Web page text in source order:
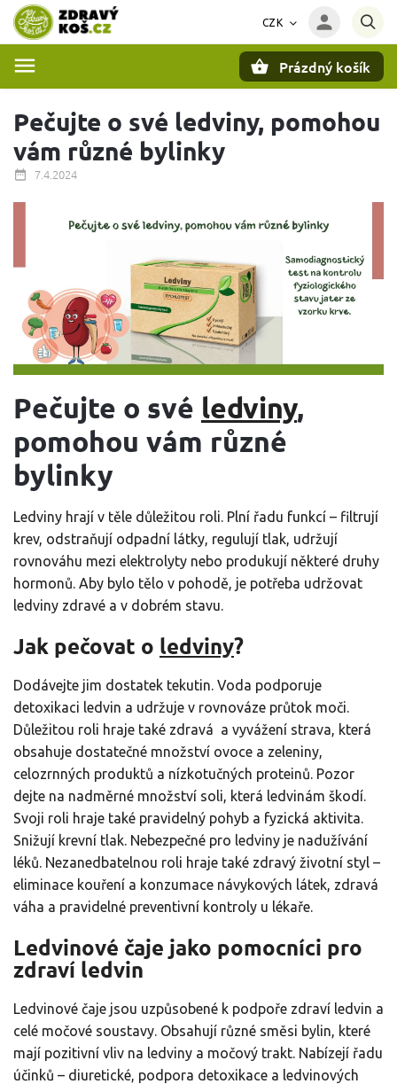
CZK
Prázdný košík
Pečujte o své ledviny, pomohou
vám různé bylinky
7.4.2024
Pečujte o své ledviny,
pomohou vám různé
bylinky
Ledviny hrají v těle důležitou roli. Plní řadu funkcí – filtrují
krev, odstraňují odpadní látky, regulují tlak, udržují
rovnováhu mezi elektrolyty nebo produkují některé druhy
hormonů. Aby bylo tělo v pohodě, je potřeba udržovat
ledviny zdravé a v dobrém stavu.
Jak pečovat o ledviny?
Dodávejte jim dostatek tekutin. Voda podporuje
detoxikaci ledvin a udržuje v rovnováze průtok moči.
Důležitou roli hraje také zdravá a vyvážení strava, která
obsahuje dostatečné množství ovoce a zeleniny,
celozrnných produktů a nízkotučných proteinů. Pozor
dejte na nadměrné množství soli, která ledvinám škodí.
Svoji roli hraje také pravidelný pohyb a fyzická aktivita.
Snižují krevní tlak. Nebezpečné pro ledviny je nadužívání
léků. Nezanedbatelnou roli hraje také zdravý životní styl –
eliminace kouření a konzumace návykových látek, zdravá
váha a pravidelné preventivní kontroly u lékaře.
Ledvinové čaje jako pomocníci pro
zdraví ledvin
Ledvinové čaje jsou uzpůsobené k podpoře zdraví ledvin a
celé močové soustavy. Obsahují různé směsi bylin, které
mají pozitivní vliv na ledviny a močový trakt. Nabízejí řadu
účinků – diuretické, podpora detoxikace a ledvinových